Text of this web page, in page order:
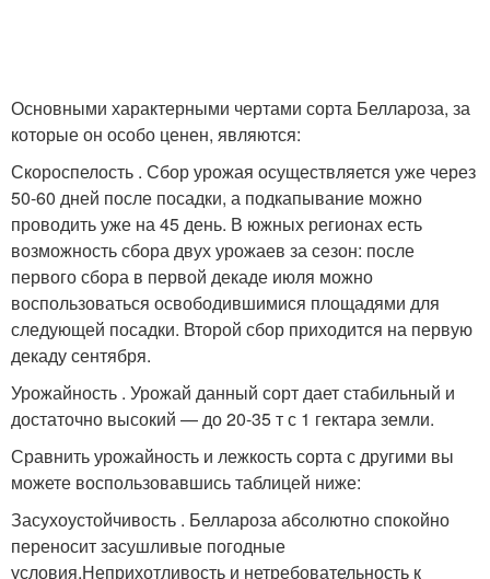
Основными характерными чертами сорта Беллароза, за
которые он особо ценен, являются:
Скороспелость . Сбор урожая осуществляется уже через
50-60 дней после посадки, а подкапывание можно
проводить уже на 45 день. В южных регионах есть
возможность сбора двух урожаев за сезон: после
первого сбора в первой декаде июля можно
воспользоваться освободившимися площадями для
следующей посадки. Второй сбор приходится на первую
декаду сентября.
Урожайность . Урожай данный сорт дает стабильный и
достаточно высокий — до 20-35 т с 1 гектара земли.
Сравнить урожайность и лежкость сорта с другими вы
можете воспользовавшись таблицей ниже:
Засухоустойчивость . Беллароза абсолютно спокойно
переносит засушливые погодные
условия.Неприхотливость и нетребовательность к